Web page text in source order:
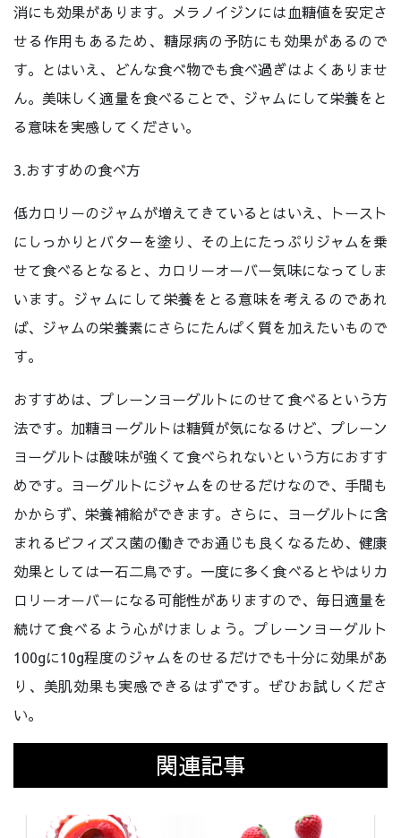
消にも効果があります。メラノイジンには血糖値を安定さ
せる作用もあるため、糖尿病の予防にも効果があるので
す。とはいえ、どんな食べ物でも食べ過ぎはよくありませ
ん。美味しく適量を食べることで、ジャムにして栄養をと
る意味を実感してください。
3.おすすめの食べ方
低カロリーのジャムが増えてきているとはいえ、トースト
にしっかりとバターを塗り、その上にたっぷりジャムを乗
せて食べるとなると、カロリーオーバー気味になってしま
います。ジャムにして栄養をとる意味を考えるのであれ
ば、ジャムの栄養素にさらにたんぱく質を加えたいもので
す。
おすすめは、プレーンヨーグルトにのせて食べるという方
法です。加糖ヨーグルトは糖質が気になるけど、プレーン
ヨーグルトは酸味が強くて食べられないという方におすす
めです。ヨーグルトにジャムをのせるだけなので、手間も
かからず、栄養補給ができます。さらに、ヨーグルトに含
まれるビフィズス菌の働きでお通じも良くなるため、健康
効果としては一石二鳥です。一度に多く食べるとやはりカ
ロリーオーバーになる可能性がありますので、毎日適量を
続けて食べるよう心がけましょう。プレーンヨーグルト
100gに10g程度のジャムをのせるだけでも十分に効果があ
り、美肌効果も実感できるはずです。ぜひお試しくださ
い。
関連記事